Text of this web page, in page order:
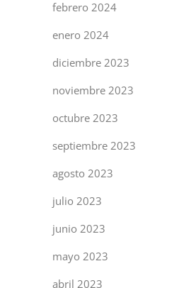
febrero 2024
enero 2024
diciembre 2023
noviembre 2023
octubre 2023
septiembre 2023
agosto 2023
julio 2023
junio 2023
mayo 2023
abril 2023